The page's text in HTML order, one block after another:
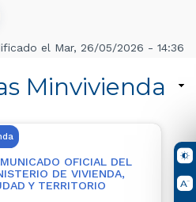
el Mar, 26/05/2026 - 14:36
Minvivienda
OFICIAL DEL
DE VIVIENDA,
Y TERRITORIO